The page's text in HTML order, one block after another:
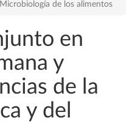
Microbiología de los alimentos
en
y
de la
y del